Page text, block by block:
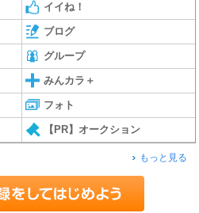
イイね！
ブログ
グループ
みんカラ＋
フォト
【PR】オークション
もっと見る